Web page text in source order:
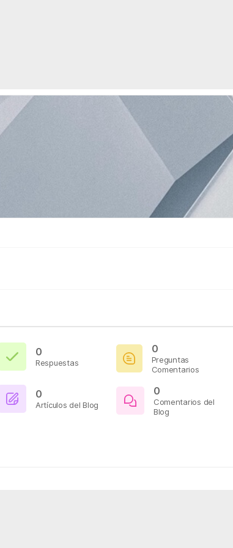
0
Respuestas
0
Preguntas
Comentarios
0
Artículos del Blog
0
Comentarios del
Blog